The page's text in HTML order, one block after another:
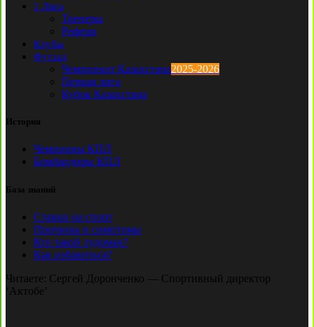
1 Лига
Тренеры
Рефери
Клубы
Футзал
Чемпионат Казахстана2025-2026
Первая лига
Кубок Казахстана
История
Чемпионы КПЛ
Бомбардиры КПЛ
База знаний
Ставки на спорт
Причины и симптомы
Кто такой лудоман?
Как избавиться?
Читаете: Сергей Доронченко — Спортивный директор
‘Актобе’